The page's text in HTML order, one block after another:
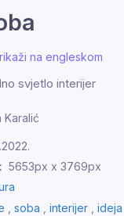
na engleskom
svjetlo interijer
Karalić
5653px x 3769px
soba interijer ideja